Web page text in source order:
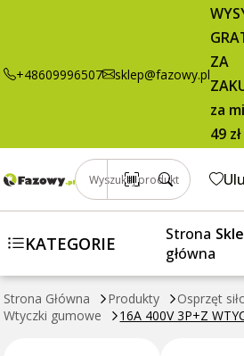
+48609996507 sklep@fazowy.pl
ZA
za
49 zł
Wyszukaj produkt
KATEGORIE
Strona
główna
Strona Główna Produkty
Osprzęt
Wtyczki gumowe
16A 400V 3P+Z
14,89 zł
brutto / szt.